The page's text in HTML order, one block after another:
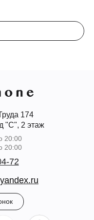
174
"С", 2 этаж
20:00
20:00
72